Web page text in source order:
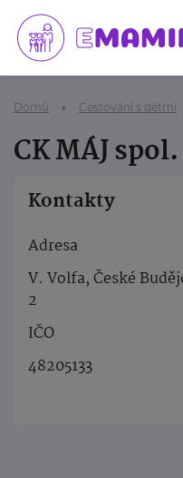
Domů Cestování s dětmi
CK MÁJ
Kontakty
Adresa
V. Volfa, České
2
IČO
48205133